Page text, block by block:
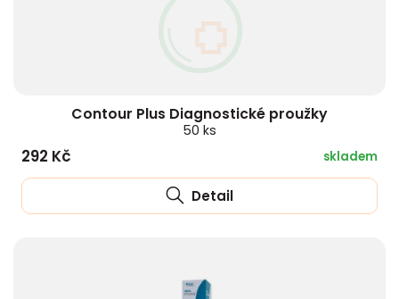
Contour Plus Diagnostické proužky
50 ks
292 Kč skladem
Detail